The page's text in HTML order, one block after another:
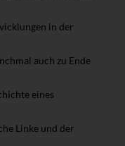
in der
auch zu Ende
eines
Linke und der